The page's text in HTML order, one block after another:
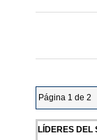
Página 1 de 2
LÍDERES DEL